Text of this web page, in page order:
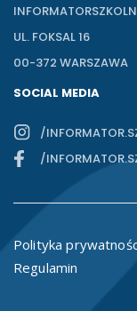
UL. FOKSAL 16
00-372 WARSZAWA
SOCIAL MEDIA
/
/
Polityka
Regulamin